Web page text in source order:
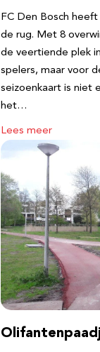
FC Den Bosch
de rug. Met 8
de veertiende plek
spelers, maar voor
seizoenkaart is niet
het…
Lees meer